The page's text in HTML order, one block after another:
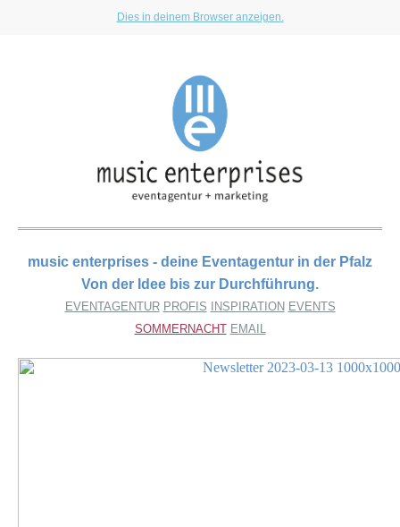
Dies in deinem Browser anzeigen.
music enterprises - deine Eventagentur in der Pfalz
Von der Idee bis zur Durchführung.
EVENTAGENTUR PROFIS INSPIRATION EVENTS
SOMMERNACHT EMAIL